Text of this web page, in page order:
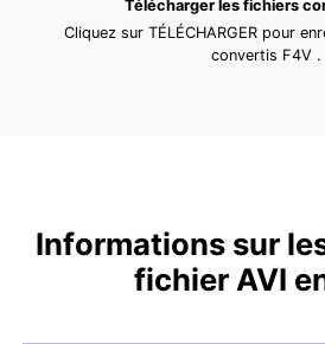
Télécharger les fichiers
Cliquez sur TÉLÉCHARGER pour
convertis F4V .
Informations sur
fichier AVI